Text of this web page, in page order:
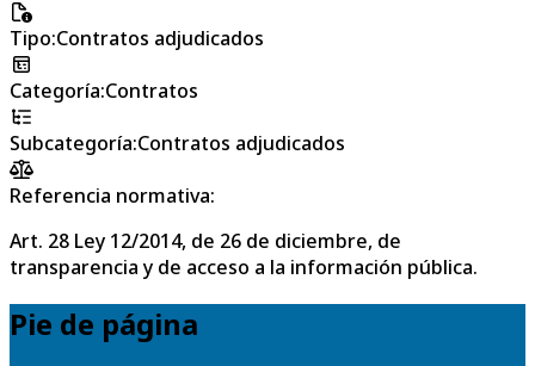
Tipo:Contratos adjudicados
Categoría:Contratos
Subcategoría:Contratos adjudicados
Referencia normativa:
Art. 28 Ley 12/2014, de 26 de diciembre, de
transparencia y de acceso a la información pública.
Pie de página